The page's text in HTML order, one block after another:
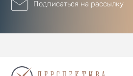
Подписаться на рассылку